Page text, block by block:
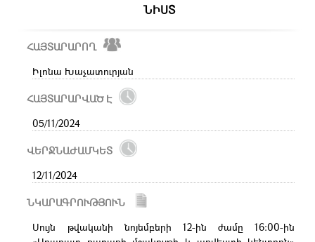
ՆԻՍՏ
ՀԱՅՏԱՐԱՐՈՂ
Իլոնա Խաչատուրյան
ՀԱՅՏԱՐԱՐՎԱԾ Է
05/11/2024
ՎԵՐՋՆԱԺԱՄԿԵՏ
12/11/2024
ՆԿԱՐԱԳՐՈՒԹՅՈՒՆ
Սույն թվականի նոյեմբերի 12-ին ժամը 16։00-ին